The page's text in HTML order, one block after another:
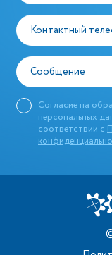
Контактный
Сообщение
Согласие на
персональных
соответствии с